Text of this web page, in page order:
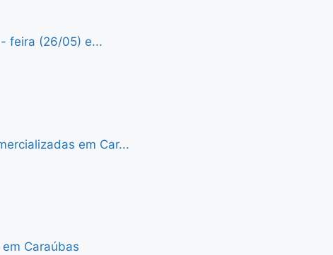
feira (26/05) e...
em Car...
Caraúbas